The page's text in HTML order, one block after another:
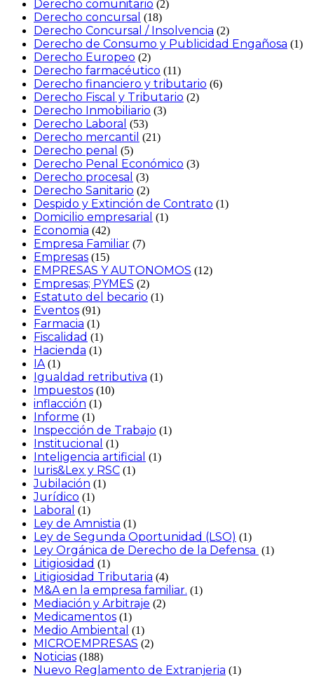
Derecho comunitario (2)
Derecho concursal (18)
Derecho Concursal / Insolvencia (2)
Derecho de Consumo y Publicidad Engañosa (1)
Derecho Europeo (2)
Derecho farmacéutico (11)
Derecho financiero y tributario (6)
Derecho Fiscal y Tributario (2)
Derecho Inmobiliario (3)
Derecho Laboral (53)
Derecho mercantil (21)
Derecho penal (5)
Derecho Penal Económico (3)
Derecho procesal (3)
Derecho Sanitario (2)
Despido y Extinción de Contrato (1)
Domicilio empresarial (1)
Economia (42)
Empresa Familiar (7)
Empresas (15)
EMPRESAS Y AUTONOMOS (12)
Empresas; PYMES (2)
Estatuto del becario (1)
Eventos (91)
Farmacia (1)
Fiscalidad (1)
Hacienda (1)
IA (1)
Igualdad retributiva (1)
Impuestos (10)
inflacción (1)
Informe (1)
Inspección de Trabajo (1)
Institucional (1)
Inteligencia artificial (1)
Iuris&Lex y RSC (1)
Jubilación (1)
Jurídico (1)
Laboral (1)
Ley de Amnistia (1)
Ley de Segunda Oportunidad (LSO) (1)
Ley Orgánica de Derecho de la Defensa (1)
Litigiosidad (1)
Litigiosidad Tributaria (4)
M&A en la empresa familiar. (1)
Mediación y Arbitraje (2)
Medicamentos (1)
Medio Ambiental (1)
MICROEMPRESAS (2)
Noticias (188)
Nuevo Reglamento de Extranjeria (1)